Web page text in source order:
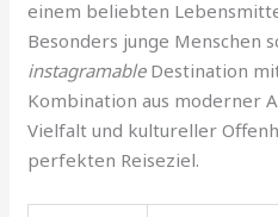
einem beliebten
Besonders junge Menschen
instagramableDestination
Kombination aus moderner
Vielfalt und kultureller
perfekten Reiseziel.